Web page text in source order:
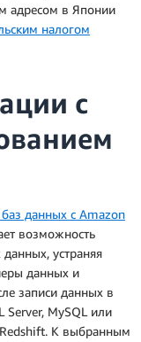
адресом в Японии
налогом
с
данных с Amazon
возможность
устраняя
данных и
записи данных в
Server, MySQL или
К выбранным